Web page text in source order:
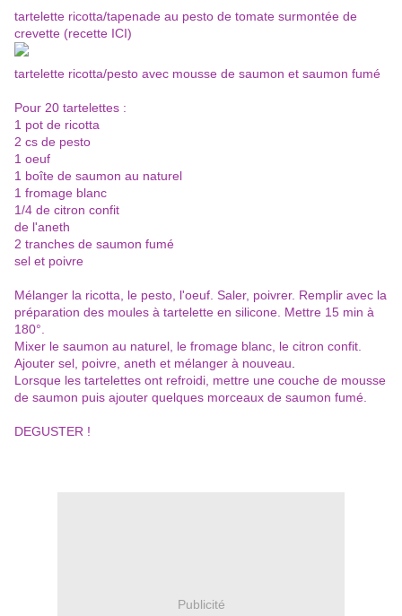
tartelette ricotta/tapenade au pesto de tomate surmontée de
crevette (recette ICI)
tartelette ricotta/pesto avec mousse de saumon et saumon fumé
Pour 20 tartelettes :
1 pot de ricotta
2 cs de pesto
1 oeuf
1 boîte de saumon au naturel
1 fromage blanc
1/4 de citron confit
de l'aneth
2 tranches de saumon fumé
sel et poivre
Mélanger la ricotta, le pesto, l'oeuf. Saler, poivrer. Remplir avec la
préparation des moules à tartelette en silicone. Mettre 15 min à
180°.
Mixer le saumon au naturel, le fromage blanc, le citron confit.
Ajouter sel, poivre, aneth et mélanger à nouveau
Lorsque les tartelettes ont refroidi, mettre une couche de mousse
de saumon puis ajouter quelques morceaux de saumon fumé.
DEGUSTER !
Publicité